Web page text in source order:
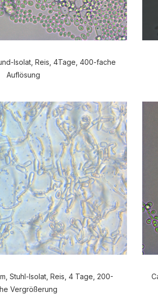
Isolat, Reis, 4Tage, 400-fache
Auflösung
Stuhl-Isolat, Reis, 4 Tage, 200-
Vergrößerung
Welche